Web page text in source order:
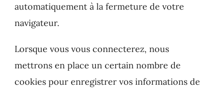
automatiquement à la fermeture de votre
navigateur.
Lorsque vous vous connecterez, nous
mettrons en place un certain nombre de
cookies pour enregistrer vos informations de